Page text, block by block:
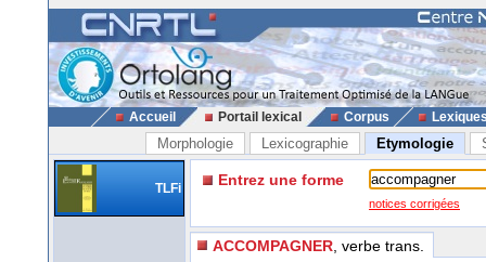
Accueil Portail lexical Corpus
Morphologie Lexicographie Etymologie
TLFi Entrez une forme
notices corrigées
ACCOMPAGNER , verbe trans.